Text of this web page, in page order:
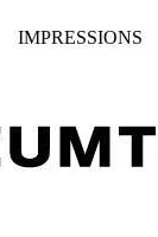
IMPRESSIONS